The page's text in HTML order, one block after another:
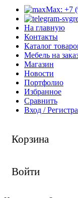
Max: +7
На главную
Контакты
Каталог
Мебель на
Магазин
Новости
Портфолио
Избранное
Сравнить
Вход /
Корзина
Войти